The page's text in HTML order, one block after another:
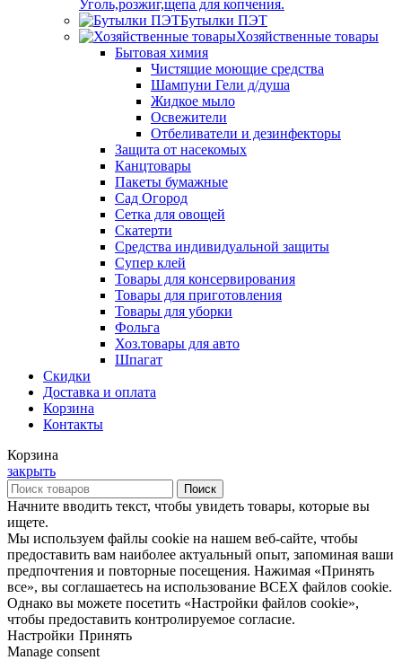
Уголь,розжиг,щепа для копчения.
Бутылки ПЭТ
Хозяйственные товары
Бытовая химия
Чистящие моющие средства
Шампуни Гели д/душа
Жидкое мыло
Освежители
Отбеливатели и дезинфекторы
Защита от насекомых
Канцтовары
Пакеты бумажные
Сад Огород
Сетка для овощей
Скатерти
Средства индивидуальной защиты
Супер клей
Товары для консервирования
Товары для приготовления
Товары для уборки
Фольга
Хоз.товары для авто
Шпагат
Скидки
Доставка и оплата
Корзина
Контакты
Корзина
закрыть
Поиск
Начните вводить текст, чтобы увидеть товары, которые вы
ищете.
Мы используем файлы cookie на нашем веб-сайте, чтобы
предоставить вам наиболее актуальный опыт, запоминая ваши
предпочтения и повторные посещения. Нажимая «Принять
все», вы соглашаетесь на использование ВСЕХ файлов cookie.
Однако вы можете посетить «Настройки файлов cookie»,
чтобы предоставить контролируемое согласие.
Настройки Принять
Manage consent